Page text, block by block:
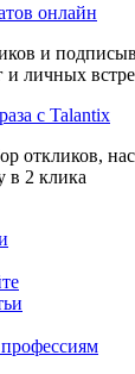
онлайн
и
и личных
с Talantix
откликов,
в 2 клика